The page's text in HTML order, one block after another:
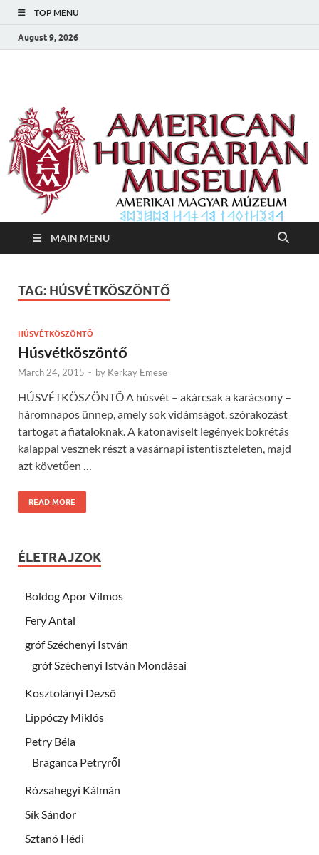
TOP MENU
August 9, 2026
Amerikai Magyar
Múzeum
MAIN MENU
TAG: HÚSVÉTKÖSZÖNTŐ
HÚSVÉTKÖSZÖNTŐ
Húsvétköszöntő
March 24, 2015 - by Kerkay Emese
HÚSVÉTKÖSZÖNTŐ A húsvét – akárcsak a karácsony –
háromnapos ünnep, amely sok vidámságot, szórakozást
tartogat a fiataloknak. A katonaviselt legények bokrétás
kalappal vesznek részt a vasárnapi istentiszteleten, majd
azt követően …
READ MORE
ÉLETRAJZOK
Boldog Apor Vilmos
Fery Antal
gróf Széchenyi István
gróf Széchenyi István Mondásai
Kosztolányi Dezsö
Lippóczy Miklós
Petry Béla
Braganca Petryről
Rózsahegyi Kálmán
Sík Sándor
Sztanó Hédi